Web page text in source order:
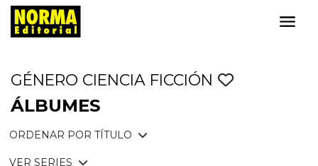
GÉNERO CIENCIA FICCIÓN
ÁLBUMES
ORDENAR POR TÍTULO
VER SERIES